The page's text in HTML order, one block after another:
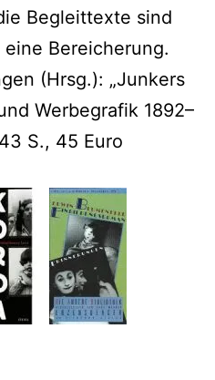
Begleittexte sind
Bereicherung.
(Hrsg.): „Junkers
Werbegrafik 1892–
S., 45 Euro